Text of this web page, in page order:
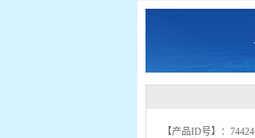
【产品ID号】：74424